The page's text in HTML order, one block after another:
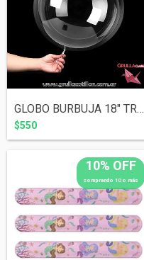
GLOBO BURBUJA 18" TRANSPARENTE
$550
10% OFF
comprando 10 o más